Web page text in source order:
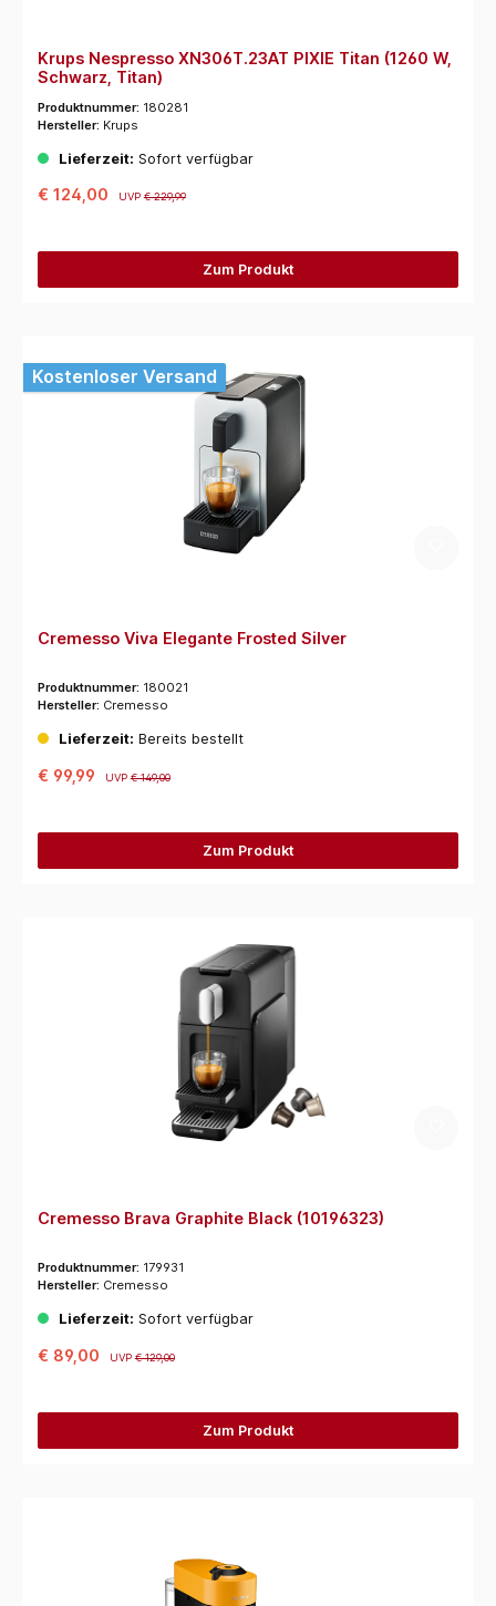
Krups Nespresso XN306T.23AT PIXIE Titan (1260 W,
Schwarz, Titan)
Produktnummer: 180281
Hersteller: Krups
Lieferzeit: Sofort verfügbar
€ 124,00 UVP€ 229,99
Zum Produkt
Kostenloser Versand
Cremesso Viva Elegante Frosted Silver
Produktnummer: 180021
Hersteller: Cremesso
Lieferzeit: Bereits bestellt
€ 99,99 UVP€ 149,00
Zum Produkt
Cremesso Brava Graphite Black (10196323)
Produktnummer: 179931
Hersteller: Cremesso
Lieferzeit: Sofort verfügbar
€ 89,00 UVP€ 129,00
Zum Produkt